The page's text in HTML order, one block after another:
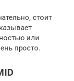
стоит
или
просто.